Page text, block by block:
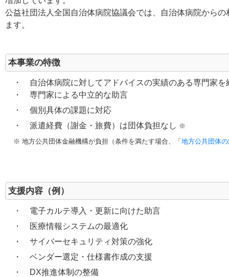
公益社団法人全国自治体病院協議会では、自治体病院から
ます。
本事業の特徴
・ 自治体病院に対してアドバイスの実績のある専門家を
・ 専門家による中立的な助言
・ 個別具体の課題に対応
・ 派遣経費（謝金・旅費）は団体負担なし ※
※ 地方公共団体金融機構が負担（条件を満たす場合、「 地方公共団体
支援内容（例）
・ 電子カルテ導入・更新に向けた助言
・ 医療情報システムの最適化
・ サイバーセキュリティ対策の強化
・ ベンダー選定・仕様書作成の支援
・ DX推進体制の整備